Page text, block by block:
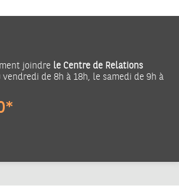
joindre le Centre de Relations
de 8h à 18h, le samedi de 9h à